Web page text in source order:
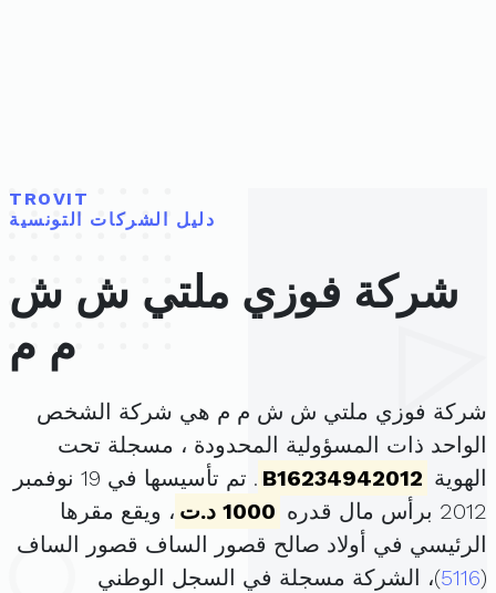
TROVIT
دليل الشركات التونسية
شركة فوزي ملتي ش ش
م م
شركة فوزي ملتي ش ش م م هي شركة الشخص
الواحد ذات المسؤولية المحدودة ، مسجلة تحت
الهوية B16234942012
. تم تأسيسها في 19 نوفمبر
2012 برأس مال قدره
1000 د.ت
، ويقع مقرها
الرئيسي في أولاد صالح قصور الساف قصور الساف
(
5116)، الشركة مسجلة في السجل الوطني